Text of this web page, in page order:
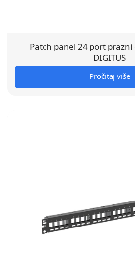
Patch panel 24 port prazni
DIGITUS
Pročitaj više